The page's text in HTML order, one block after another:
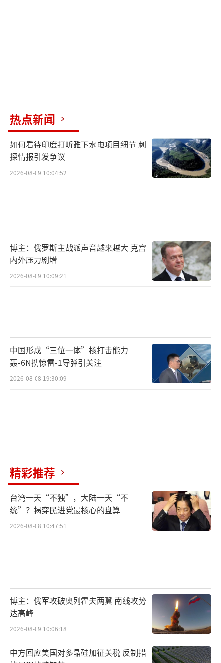
当前美土关系良好，美方正着手解除对土制
裁，并将就F-35采购问题做出决定。他对北约
国家在美国对伊朗军事行动中的表现感到“失
望”。（责任编辑：卢其龙 CM0882）
热点新闻
如何看待印度打听雅下水电项目细节 刺
探情报引发争议
2026-08-09 10:04:52
博主：俄罗斯主战派声音越来越大 克宫
内外压力剧增
2026-08-09 10:09:21
中国形成“三位一体”核打击能力
轰-6N携惊雷-1导弹引关注
2026-08-08 19:30:09
精彩推荐
台湾一天“不独”，大陆一天“不
统”？揭穿民进党最核心的盘算
2026-08-08 10:47:51
博主：俄军攻破奥列霍夫两翼 南线攻势
达高峰
2026-08-09 10:06:18
中方回应美国对多晶硅加征关税 反制措